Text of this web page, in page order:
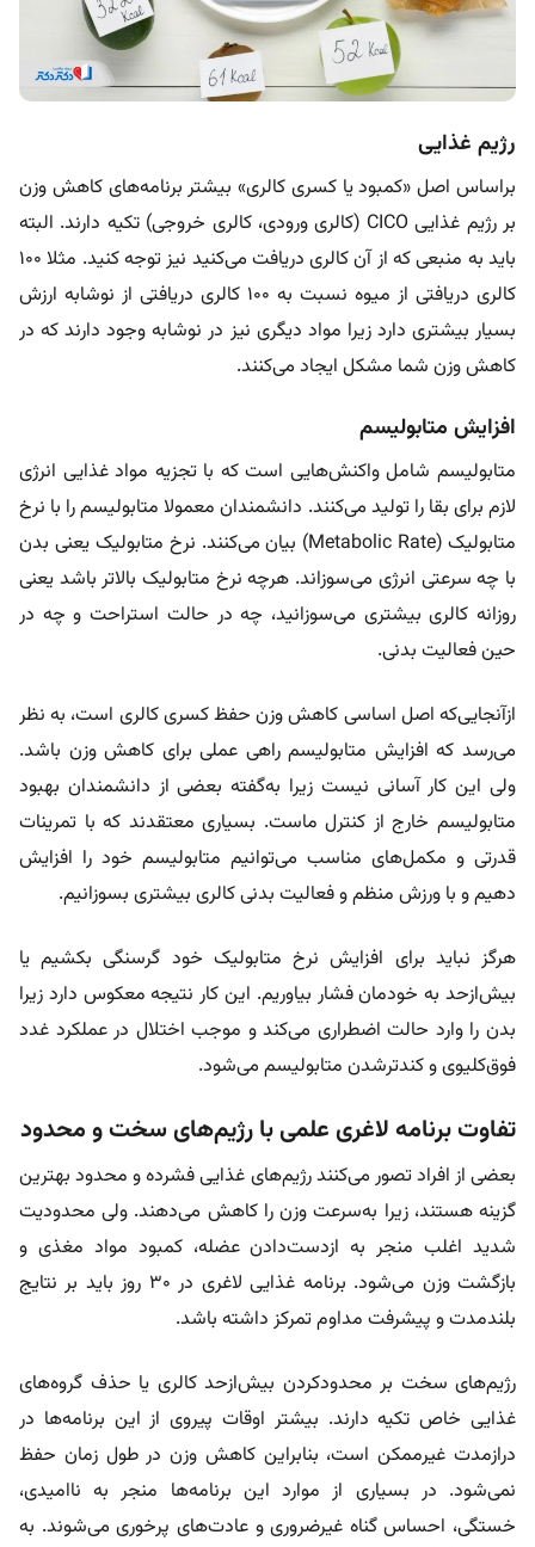
رژیم غذایی
براساس اصل «کمبود یا کسری کالری» بیشتر برنامه‌های کاهش وزن
بر رژیم غذایی CICO (کالری ورودی، کالری خروجی) تکیه دارند. البته
باید به منبعی که از آن کالری دریافت می‌کنید نیز توجه کنید. مثلا ۱۰۰
کالری دریافتی از میوه نسبت به ۱۰۰ کالری دریافتی از نوشابه ارزش
بسیار بیشتری دارد زیرا مواد دیگری نیز در نوشابه وجود دارند که در
کاهش وزن شما مشکل ایجاد می‌کنند.
افزایش متابولیسم
متابولیسم شامل واکنش‌هایی است که با تجزیه مواد غذایی انرژی
لازم برای بقا را تولید می‌کنند. دانشمندان معمولا متابولیسم را با نرخ
متابولیک (Metabolic Rate) بیان می‌کنند. نرخ متابولیک یعنی بدن
با چه سرعتی انرژی می‌سوزاند. هرچه نرخ متابولیک بالاتر باشد یعنی
روزانه کالری بیشتری می‌سوزانید، چه در حالت استراحت و چه در
حین فعالیت بدنی.
ازآنجایی‌که اصل اساسی کاهش وزن حفظ کسری کالری است، به نظر
می‌رسد که افزایش متابولیسم راهی عملی برای کاهش وزن باشد.
ولی این کار آسانی نیست زیرا به‌گفته بعضی از دانشمندان بهبود
متابولیسم خارج از کنترل ماست. بسیاری معتقدند که با تمرینات
قدرتی و مکمل‌های مناسب می‌توانیم متابولیسم خود را افزایش
دهیم و با ورزش منظم و فعالیت بدنی کالری بیشتری بسوزانیم.
هرگز نباید برای افزایش نرخ متابولیک خود گرسنگی بکشیم یا
بیش‌ازحد به خودمان فشار بیاوریم. این کار نتیجه معکوس دارد زیرا
بدن را وارد حالت اضطراری می‌کند و موجب اختلال در عملکرد غدد
فوق‌کلیوی و کندترشدن متابولیسم می‌شود.
تفاوت برنامه لاغری علمی با رژیم‌های سخت و محدود
بعضی از افراد تصور می‌کنند رژیم‌های غذایی فشرده و محدود بهترین
گزینه هستند، زیرا به‌سرعت وزن را کاهش می‌دهند. ولی محدودیت
شدید اغلب منجر به ازدست‌دادن عضله، کمبود مواد مغذی و
بازگشت وزن می‌شود. برنامه غذایی لاغری در ۳۰ روز باید بر نتایج
بلندمدت و پیشرفت مداوم تمرکز داشته باشد.
رژیم‌های سخت بر محدودکردن بیش‌ازحد کالری یا حذف گروه‌های
غذایی خاص تکیه دارند. بیشتر اوقات پیروی از این برنامه‌ها در
درازمدت غیرممکن است، بنابراین کاهش وزن در طول زمان حفظ
نمی‌شود. در بسیاری از موارد این برنامه‌ها منجر به ناامیدی،
خستگی، احساس گناه غیرضروری و عادت‌های پرخوری می‌شوند. به